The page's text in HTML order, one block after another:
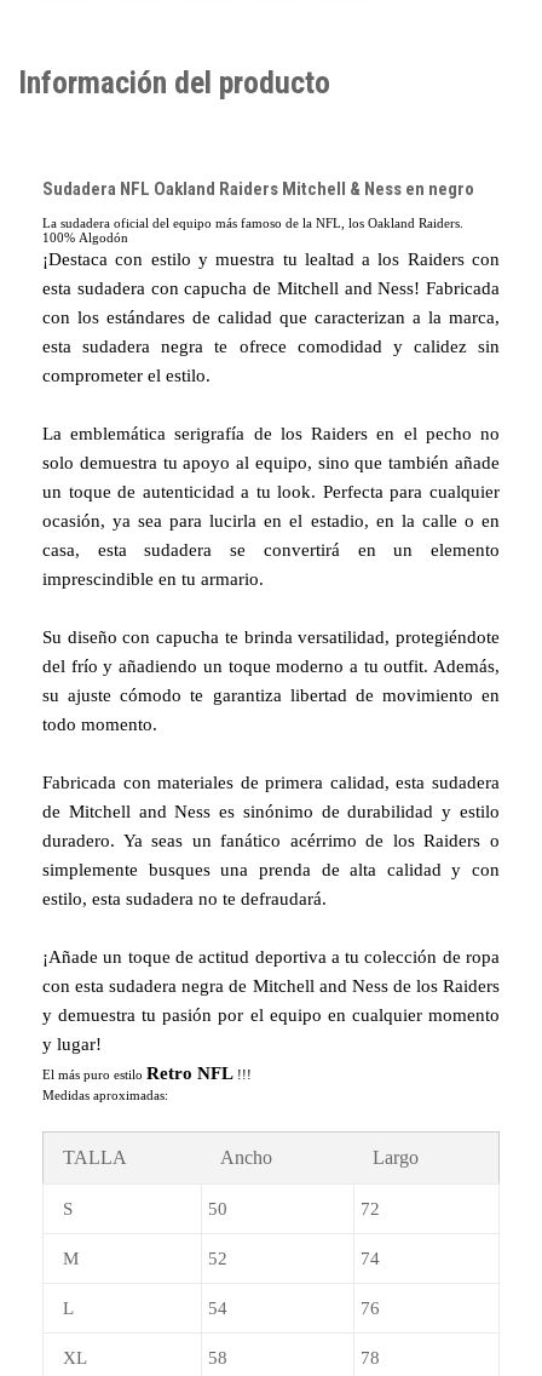
Información del producto
Sudadera NFL Oakland Raiders Mitchell & Ness en negro
La sudadera oficial del equipo más famoso de la NFL, los Oakland Raiders.
100% Algodón
¡Destaca con estilo y muestra tu lealtad a los Raiders con
esta sudadera con capucha de Mitchell and Ness! Fabricada
con los estándares de calidad que caracterizan a la marca,
esta sudadera negra te ofrece comodidad y calidez sin
comprometer el estilo.
La emblemática serigrafía de los Raiders en el pecho no
solo demuestra tu apoyo al equipo, sino que también añade
un toque de autenticidad a tu look. Perfecta para cualquier
ocasión, ya sea para lucirla en el estadio, en la calle o en
casa, esta sudadera se convertirá en un elemento
imprescindible en tu armario.
Su diseño con capucha te brinda versatilidad, protegiéndote
del frío y añadiendo un toque moderno a tu outfit. Además,
su ajuste cómodo te garantiza libertad de movimiento en
todo momento.
Fabricada con materiales de primera calidad, esta sudadera
de Mitchell and Ness es sinónimo de durabilidad y estilo
duradero. Ya seas un fanático acérrimo de los Raiders o
simplemente busques una prenda de alta calidad y con
estilo, esta sudadera no te defraudará.
¡Añade un toque de actitud deportiva a tu colección de ropa
con esta sudadera negra de Mitchell and Ness de los Raiders
y demuestra tu pasión por el equipo en cualquier momento
y lugar!
El más puro estilo Retro NFL !!!
Medidas aproximadas:
TALLA Ancho Largo
S 50 72
M 52 74
L 54 76
XL 58 78